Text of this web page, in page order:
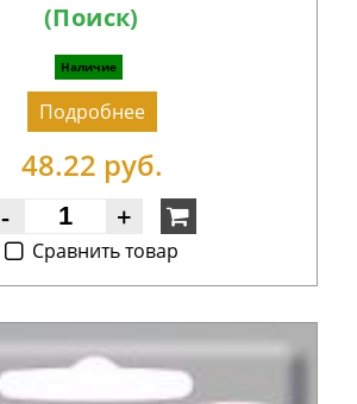
(Поиск)
Наличие
Подробнее
48.22 руб.
- +
Cравнить товар